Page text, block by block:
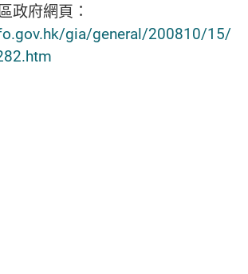
政府網頁：
gia/general/200810/15/